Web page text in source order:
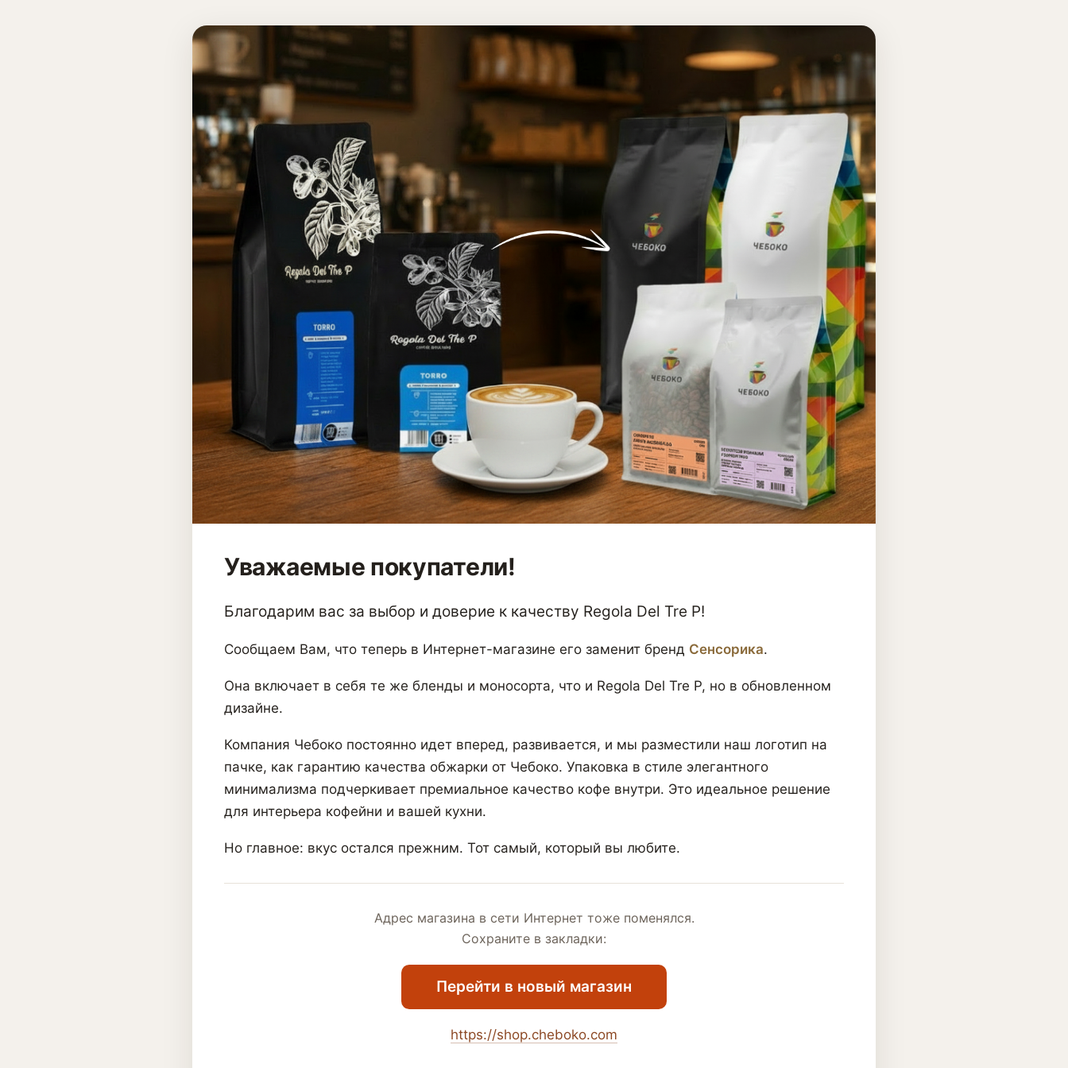
Уважаемые покупатели!
Благодарим вас за выбор и доверие к качеству Regola Del Tre P!
Сообщаем Вам, что теперь в Интернет-магазине его заменит бренд Сенсорика.
Она включает в себя те же бленды и моносорта, что и Regola Del Tre P, но в обновленном
дизайне.
Компания Чебоко постоянно идет вперед, развивается, и мы разместили наш логотип на
пачке, как гарантию качества обжарки от Чебоко. Упаковка в стиле элегантного
минимализма подчеркивает премиальное качество кофе внутри. Это идеальное решение
для интерьера кофейни и вашей кухни.
Но главное: вкус остался прежним. Тот самый, который вы любите.
Адрес магазина в сети Интернет тоже поменялся.
Сохраните в закладки:
Перейти в новый магазин
https://shop.cheboko.com